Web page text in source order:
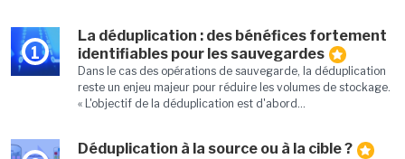
1
La déduplication : des bénéfices fortement
identifiables pour les sauvegardes
Dans le cas des opérations de sauvegarde, la déduplication
reste un enjeu majeur pour réduire les volumes de stockage.
« L'objectif de la déduplication est d'abord...
Déduplication à la source ou à la cible ?